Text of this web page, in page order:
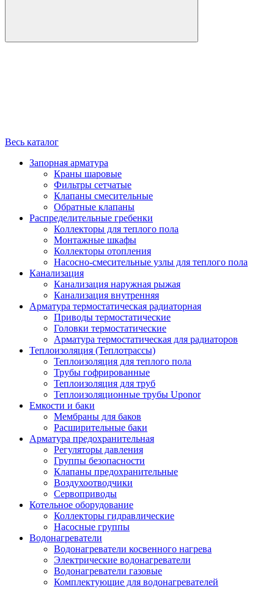
Весь каталог
Запорная арматура
Краны шаровые
Фильтры сетчатые
Клапаны смесительные
Обратные клапаны
Распределительные гребенки
Коллекторы для теплого пола
Монтажные шкафы
Коллекторы отопления
Насосно-смесительные узлы для теплого пола
Канализация
Канализация наружная рыжая
Канализация внутренняя
Арматура термостатическая радиаторная
Приводы термостатические
Головки термостатические
Арматура термостатическая для радиаторов
Теплоизоляция (Теплотрассы)
Теплоизоляция для теплого пола
Трубы гофрированные
Теплоизоляция для труб
Теплоизоляционные трубы Uponor
Емкости и баки
Мембраны для баков
Расширительные баки
Арматура предохранительная
Регуляторы давления
Группы безопасности
Клапаны предохранительные
Воздухоотводчики
Сервоприводы
Котельное оборудование
Коллекторы гидравлические
Насосные группы
Водонагреватели
Водонагреватели косвенного нагрева
Электрические водонагреватели
Водонагреватели газовые
Комплектующие для водонагревателей